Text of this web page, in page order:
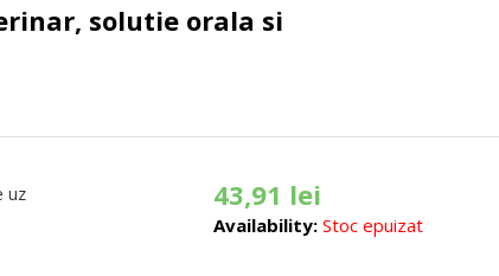
solutie orala si
43,91 lei
Availability: Stoc epuizat